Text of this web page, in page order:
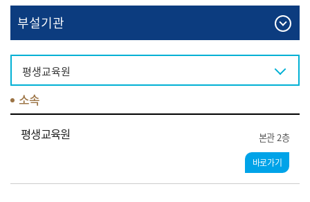
부설기관
평생교육원
소속
평생교육원 본관 2층
바로가기